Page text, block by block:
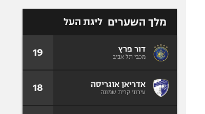
מלך השערים ליגת העל
דור פרץ
מכבי תל אביב 19
אדריאן אוגריסה
עירוני קרית שמונה 18